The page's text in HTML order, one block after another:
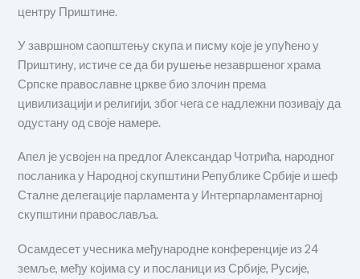
центру Приштине.
У завршном саопштењу скупа и писму које је упућено у
Приштину, истиче се да би рушење незавршеног храма
Српске православне цркве био злочин према
цивилизацији и религији, због чега се надлежни позивају да
одустану од своје намере.
Апел је усвојен на предлог Александар Чотрића, народног
посланика у Народној скупштини Републике Србије и шеф
Сталне делегације парламента у Интерпарламентарној
скупштини православља.
Осамдесет учесника међународне конференције из 24
земље, међу којима су и посланици из Србије, Русије,